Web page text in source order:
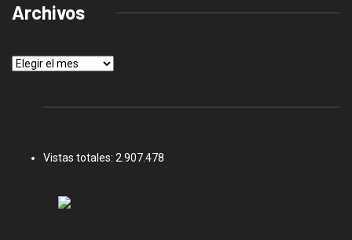
Archivos
Archivos
Vistas totales: 2.907.478